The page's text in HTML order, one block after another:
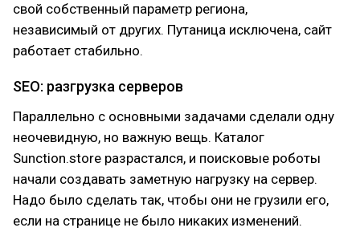
свой собственный параметр региона,
независимый от других. Путаница исключена, сайт
работает стабильно.
SEO: разгрузка серверов
Параллельно с основными задачами сделали одну
неочевидную, но важную вещь. Каталог
Sunction.store разрастался, и поисковые роботы
начали создавать заметную нагрузку на сервер.
Надо было сделать так, чтобы они не грузили его,
если на странице не было никаких изменений.